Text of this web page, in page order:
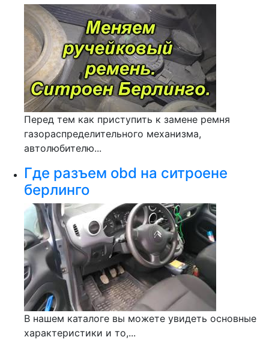
Перед тем как приступить к замене ремня
газораспределительного механизма,
автолюбителю...
Где разъем obd на ситроене
берлинго
В нашем каталоге вы можете увидеть основные
характеристики и то,...